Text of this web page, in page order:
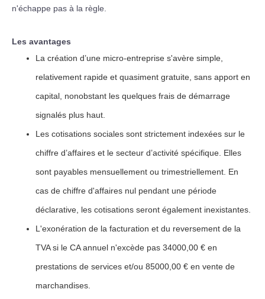
n'échappe pas à la règle.
Les avantages
La création d’une micro-entreprise s'avère simple,
relativement rapide et quasiment gratuite, sans apport en
capital, nonobstant les quelques frais de démarrage
signalés plus haut.
Les cotisations sociales sont strictement indexées sur le
chiffre d’affaires et le secteur d’activité spécifique. Elles
sont payables mensuellement ou trimestriellement. En
cas de chiffre d'affaires nul pendant une période
déclarative, les cotisations seront également inexistantes.
L'exonération de la facturation et du reversement de la
TVA si le CA annuel n'excède pas 34000,00 € en
prestations de services et/ou 85000,00 € en vente de
marchandises.